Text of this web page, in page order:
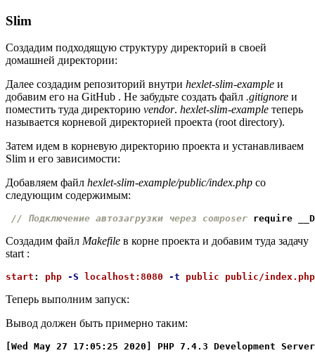
Slim
Создадим подходящую структуру директорий в своей
домашней директории:
Далее создадим репозиторий внутри hexlet-slim-example и
добавим его на GitHub . Не забудьте создать файл .gitignore и
поместить туда директорию vendor. hexlet-slim-example теперь
называется корневой директорией проекта (root directory).
Затем идем в корневую директорию проекта и устанавливаем
Slim и его зависимости:
Добавляем файл hexlet-slim-example/public/index.php со
следующим содержимым:
// Подключение автозагрузки через composer require
Создадим файл Makefile в корне проекта и добавим туда задачу
start :
start : php -S localhost:8080 -t public public/index.php
Теперь выполним запуск:
Вывод должен быть примерно таким:
[Wed May 27 17:05:25 2020] PHP 7.4.3 Development